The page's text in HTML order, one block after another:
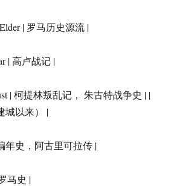
| 罗马历史源流 |
| 高卢战记 |
| 柯提林叛乱记， 朱古特战争史 | |
城以来） |
年史，阿古里可拉传 |
马史 |